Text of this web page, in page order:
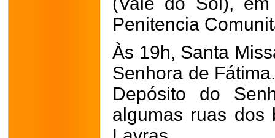
Penitencia
Às 19h, Santa
Senhora de
Depósito do
algumas ruas dos